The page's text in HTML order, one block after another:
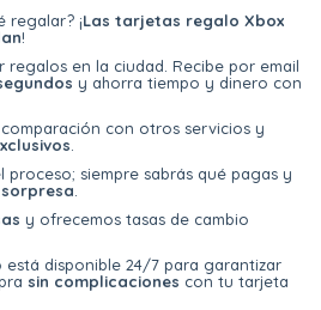
regalar? ¡Las tarjetas regalo Xbox
!
regalos en la ciudad. Recibe por email
y ahorra tiempo y dinero con
con otros servicios y
proceso; siempre sabrás qué pagas y
y ofrecemos tasas de cambio
disponible 24/7 para garantizar
sin complicaciones con tu tarjeta